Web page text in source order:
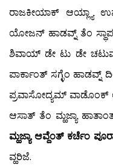
ರಾಜಕೀಯಾಕ್ ಆಯ್ಲ್ಯಾ
ಯೋಜನ್ ಹಾಡವ್ನ್ ತೆಂ
ಶಿವಾಯ್ ಡೇ ಟು ಡೇ
ಪಾರ್ಕಾಂತ್ ಸಗ್ಳೆಂ ಹಾಡವ್ನ್
ಪ್ರವಾಸೋದ್ಯಮ್ ವಾಡೊಂಕ್
ಆಸಾತ್ ತೆಂ ಮ್ಹಜ್ಯಾ
ಮ್ಹಜ್ಯಾ ಆವ್ದೆಂತ್ ಕರ್ಚೆಂ
ವ್ಹರಿಜೆ.